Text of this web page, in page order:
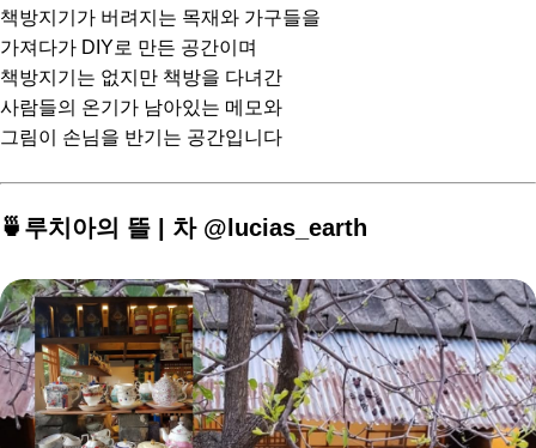
책방지기가 버려지는 목재와 가구들을
가져다가 DIY로 만든 공간이며
책방지기는 없지만 책방을 다녀간
사람들의 온기가 남아있는 메모와
그림이 손님을 반기는 공간입니다
🍵루치아의 뜰 | 차 @lucias_earth